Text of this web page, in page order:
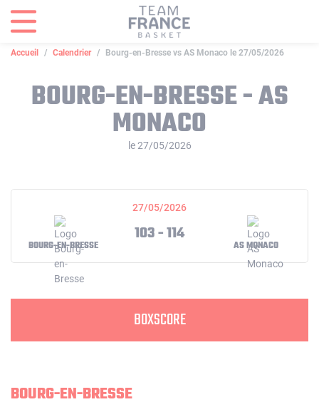
Accueil Calendrier Bourg-en-Bresse vs AS Monaco le 27/05/2026
BOURG-EN-BRESSE - AS
MONACO
le 27/05/2026
27/05/2026
BOURG-EN-BRESSE
103 - 114
AS MONACO
BOXSCORE
BOURG-EN-BRESSE
Panneau de gestion des cookies